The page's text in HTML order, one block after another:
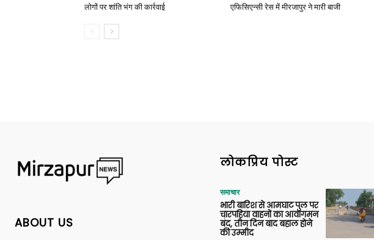
लोगों पर शांति भंग की कार्रवाई
एफिसिएन्सी रेस में मीरजापुर ने मारी बाजी
ABOUT US
लोकप्रिय पोस्ट
समाचार
भारी बारिश से आमघाट पुल पर
चारपहिया वाहनों का आवागमन
बंद, तीन दिन बाद बहाल होने
की उम्मीद